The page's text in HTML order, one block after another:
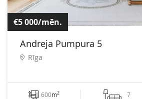
€5 000/mēn.
Andreja Pumpura 5
Rīga
600m2 7